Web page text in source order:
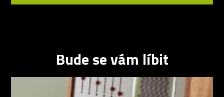
Bude se vám líbit